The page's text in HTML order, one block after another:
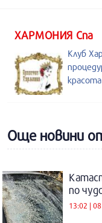
ХАРМОНИЯ Спа
Клуб
Още новини
по
13:02 |